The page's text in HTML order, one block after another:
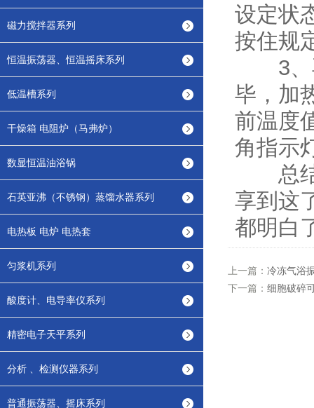
磁力搅拌器系列
恒温振荡器、恒温摇床系列
低温槽系列
干燥箱 电阻炉（马弗炉）
数显恒温油浴锅
石英亚沸（不锈钢）蒸馏水器系列
电热板 电炉 电热套
匀浆机系列
酸度计、电导率仪系列
精密电子天平系列
分析 、检测仪器系列
普通振荡器、摇床系列
设定状
按住规
3、再
毕，加
前温度
角指示
总
享到这
都明白
上一篇： 冷冻气浴
下一篇： 细胞破碎